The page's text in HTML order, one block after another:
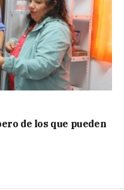
de los que pueden